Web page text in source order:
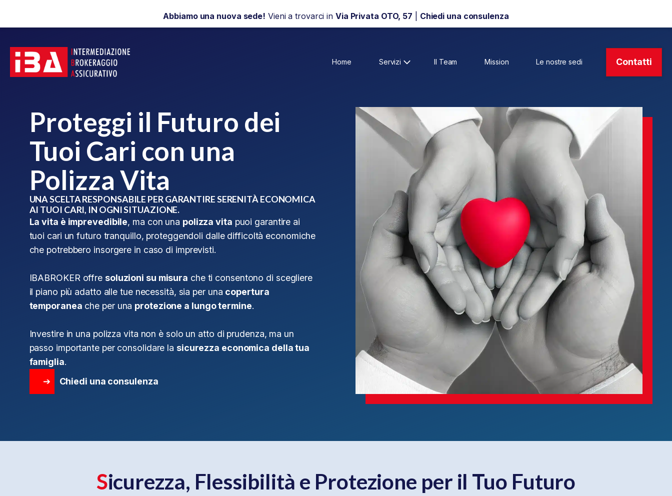
Abbiamo una nuova sede! Vieni a trovarci in Via Privata OTO, 57 Chiedi una consulenza
Home Servizi Il Team Mission Le nostre sedi Contatti
Proteggi il Futuro dei
Tuoi Cari con una
Polizza Vita
UNA SCELTA RESPONSABILE PER GARANTIRE SERENITÀ ECONOMICA
AI TUOI CARI, IN OGNI SITUAZIONE.
La vita è imprevedibile, ma con una polizza vita puoi garantire ai
tuoi cari un futuro tranquillo, proteggendoli dalle difficoltà economiche
che potrebbero insorgere in caso di imprevisti.
IBABROKER offre soluzioni su misura che ti consentono di scegliere
il piano più adatto alle tue necessità, sia per una copertura
temporanea che per una protezione a lungo termine.
Investire in una polizza vita non è solo un atto di prudenza, ma un
passo importante per consolidare la sicurezza economica della tua
famiglia.
➔
Chiedi una consulenza
Sicurezza, Flessibilità e Protezione per il Tuo Futuro